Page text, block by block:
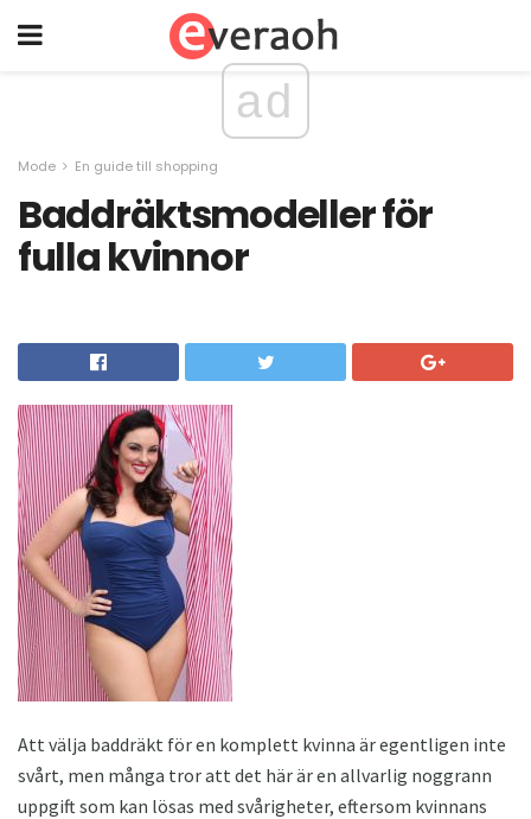
ad
Mode En guide till shopping
Baddräktsmodeller för
fulla kvinnor
Att välja baddräkt för en komplett kvinna är egentligen inte
svårt, men många tror att det här är en allvarlig noggrann
uppgift som kan lösas med svårigheter, eftersom kvinnans